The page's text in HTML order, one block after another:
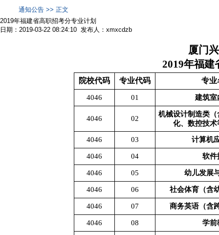
通知公告 >> 正文
2019年福建省高职招考分专业计划
日期：2019-03-22 08:24:10 发布人：xmxcdzb
厦门
2019年福建
院校代码 专业代码 专业
4046 01 建筑室
4046 02
机械设计制造类
化、数控技
4046 03 计算机
4046 04 软件
4046 05 幼儿发展
4046 06 社会体育（含
4046 07 商务英语（含
4046 08 学前